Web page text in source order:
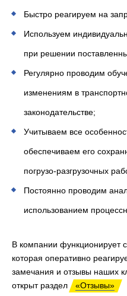
Быстро реагируем на
Используем
при решении
Регулярно проводим
изменениям в
законодательстве;
Учитываем все
обеспечиваем его
погрузо-разгрузочных
Постоянно проводим
использованием
В компании функционирует
которая оперативно
замечания и отзывы наших
открыт раздел
«Отзывы»